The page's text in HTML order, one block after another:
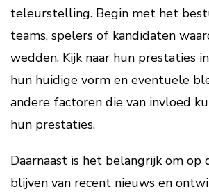
teleurstelling. Begin met het
teams, spelers of kandidaten
wedden. Kijk naar hun prestaties
hun huidige vorm en eventuele
andere factoren die van invloed
hun prestaties.
Daarnaast is het belangrijk om op
blijven van recent nieuws en